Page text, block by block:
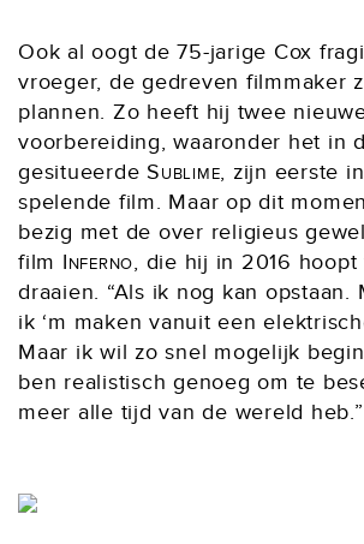
Ook al oogt de 75-jarige Cox
vroeger, de gedreven filmmaker
plannen. Zo heeft hij twee
voorbereiding, waaronder het in
gesitueerdeSublime, zijn eerste
spelende film. Maar op dit
bezig met de over religieus
film Inferno, die hij in 2016 hoopt
draaien. “Als ik nog kan opstaan.
ik ‘m maken vanuit een
Maar ik wil zo snel mogelijk
ben realistisch genoeg om te
meer alle tijd van de wereld heb.”